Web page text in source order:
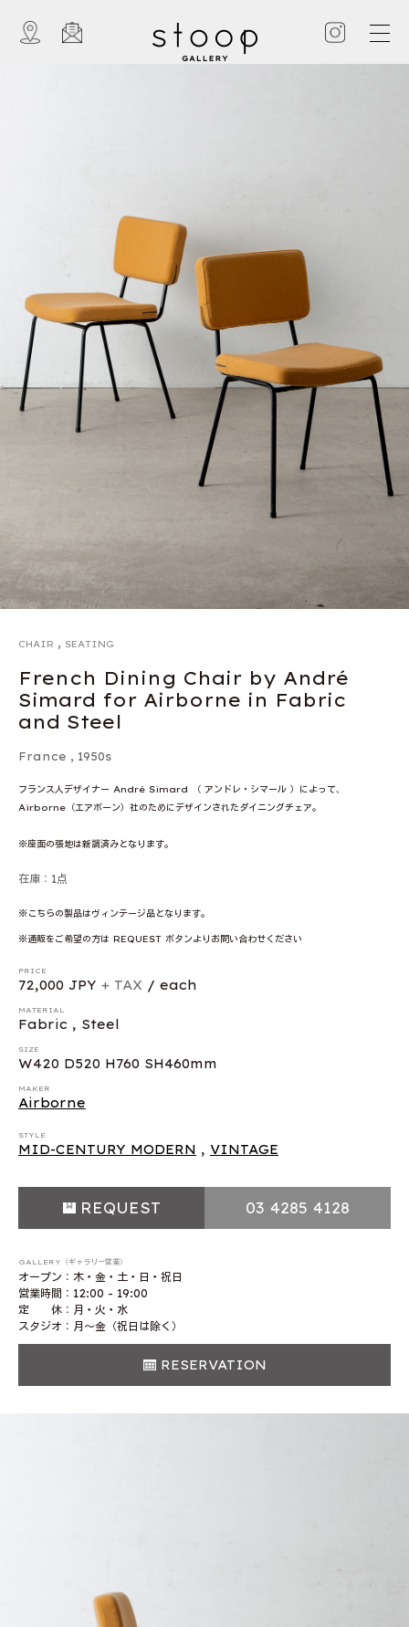
CHAIR , SEATING
French Dining Chair by André
Simard for Airborne in Fabric
and Steel
France , 1950s
フランス人デザイナー André Simard （ アンドレ・シマール ）によって、
Airborne（エアボーン）社のためにデザインされたダイニングチェア。
※座面の張地は新調済みとなります。
在庫：1点
※こちらの製品はヴィンテージ品となります。
※通販をご希望の方は REQUEST ボタンよりお問い合わせください
PRICE
72,000 JPY + TAX / each
MATERIAL
Fabric , Steel
SIZE
W420 D520 H760 SH460mm
MAKER
Airborne
STYLE
MID-CENTURY MODERN , VINTAGE
REQUEST 03 4285 4128
GALLERY（ギャラリー営業）
オープン：木・金・土・日・祝日
営業時間：12:00 - 19:00
定 休：月・火・水
スタジオ：月〜金（祝日は除く）
RESERVATION